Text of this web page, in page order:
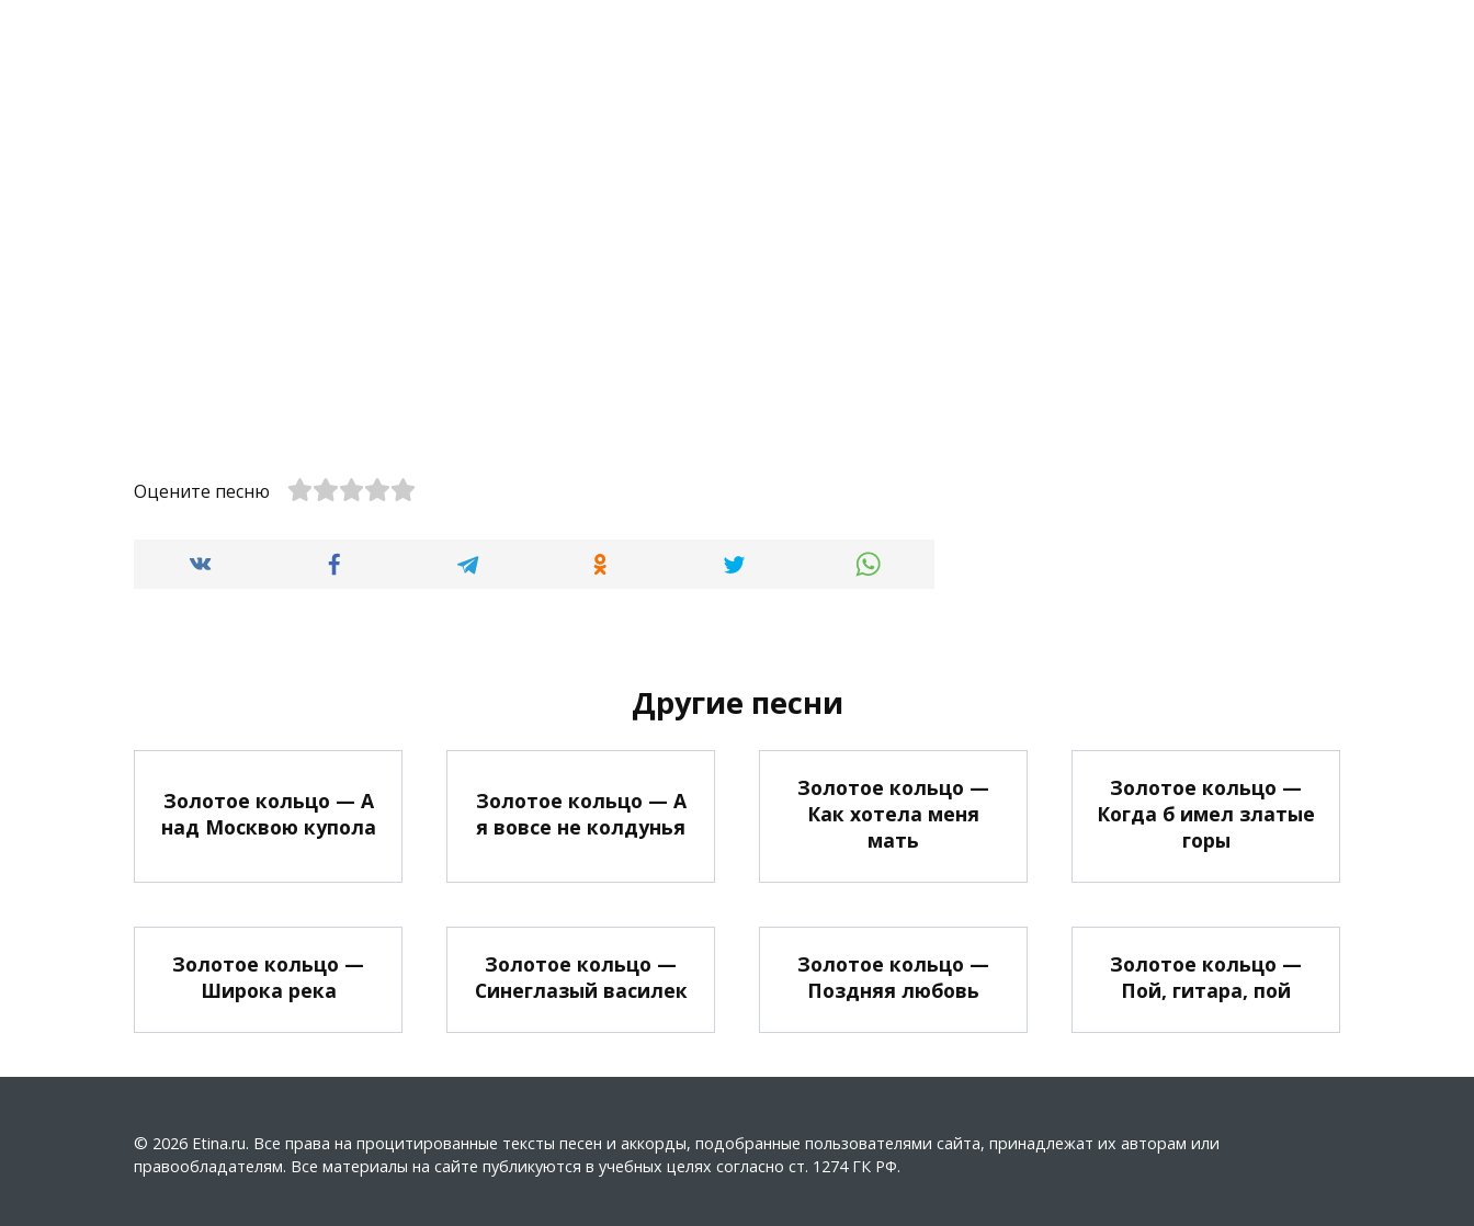
Оцените песню
Другие песни
Золотое кольцо — А
над Москвою купола
Золотое кольцо — А
я вовсе не колдунья
Золотое кольцо —
Как хотела меня
мать
Золотое кольцо —
Когда б имел златые
горы
Золотое кольцо —
Широка река
Золотое кольцо —
Синеглазый василек
Золотое кольцо —
Поздняя любовь
Золотое кольцо —
Пой, гитара, пой
© 2026 Etina.ru. Все права на процитированные тексты песен и аккорды, подобранные пользователями сайта, принадлежат их авторам или
правообладателям. Все материалы на сайте публикуются в учебных целях согласно ст. 1274 ГК РФ.